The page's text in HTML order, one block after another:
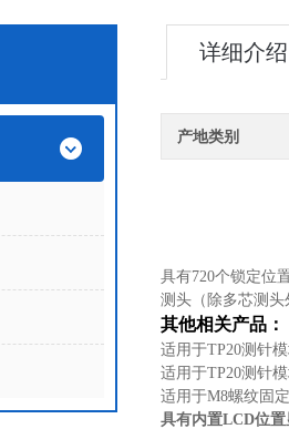
详细介绍
产地类别
具有720个锁定位
测头（除多芯测头
其他相关产品：
适用于TP20测针
适用于TP20测针
适用于M8螺纹固
具有内置LCD位